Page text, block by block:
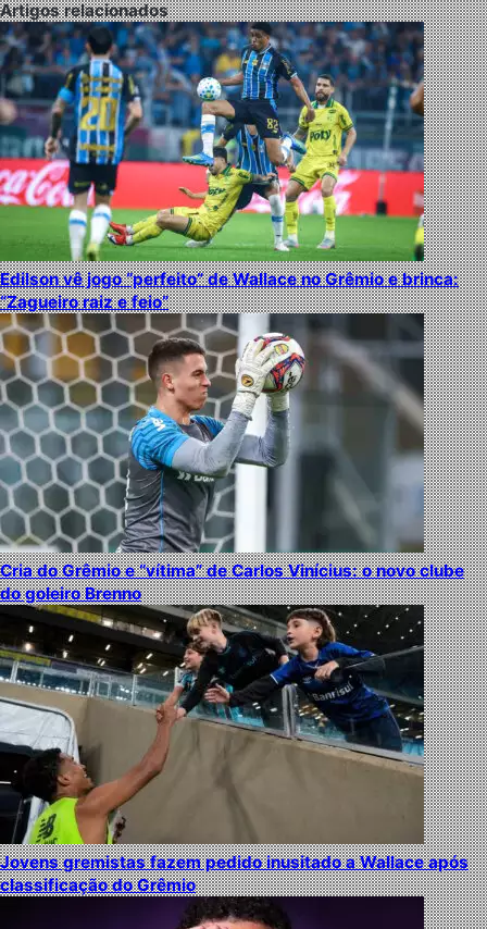
Artigos relacionados
Edilson vê jogo “perfeito” de Wallace no Grêmio e brinca:
“Zagueiro raiz e feio”
Cria do Grêmio e “vítima” de Carlos Vinícius: o novo clube
do goleiro Brenno
Jovens gremistas fazem pedido inusitado a Wallace após
classificação do Grêmio